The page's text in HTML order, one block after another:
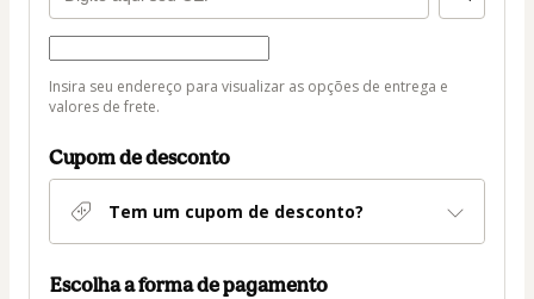
Forma
de
Insira seu endereço para visualizar as opções de entrega e
valores de frete.
Cupom de desconto
Tem um cupom de desconto?
Escolha a forma de pagamento